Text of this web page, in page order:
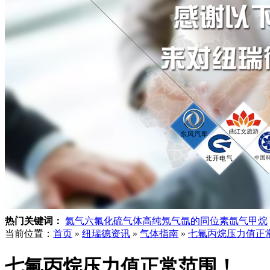
热门关键词： 氦气六氟化硫气体高纯氖气氙的同位素氙气甲烷
当前位置： 首页 » 纽瑞德资讯 » 气体指南 » 七氟丙烷压力值正